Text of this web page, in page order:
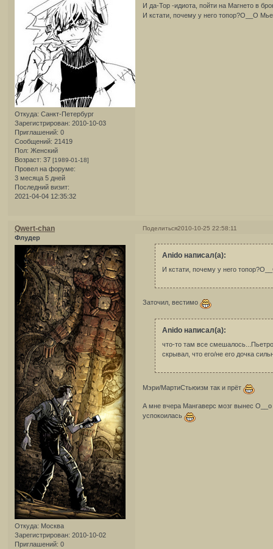
Откуда: Санкт-Петербург
Зарегистрирован: 2010-10-03
Приглашений: 0
Сообщений: 21419
Пол: Женский
Возраст: 37 [1989-01-18]
Провел на форуме:
3 месяца 5 дней
Последний визит:
2021-04-04 12:35:32
И да-Тор -идиота, пойти на Магнето в
И кстати, почему у него топор?О__О
Поделиться2010-10-25 22:58:11
Qwert-chan
Флудер
Откуда: Москва
Зарегистрирован: 2010-10-02
Приглашений: 0
Anido написал(а):
И кстати, почему у него
Заточил, вестимо
Anido написал(а):
что-то там все
скрывал, что его/не его дочка
Мэри/МартиСтьюизм так и прёт
А мне вчера Мангаверс мозг вынес О__о
успокоилась